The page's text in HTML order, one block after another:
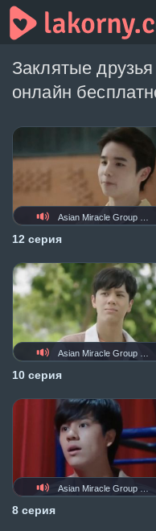
Заклятые
онлайн
Asian Miracle Group (AMG)
12 серия
Asian Miracle Group (AMG)
10 серия
Asian Miracle Group (AMG)
8 серия